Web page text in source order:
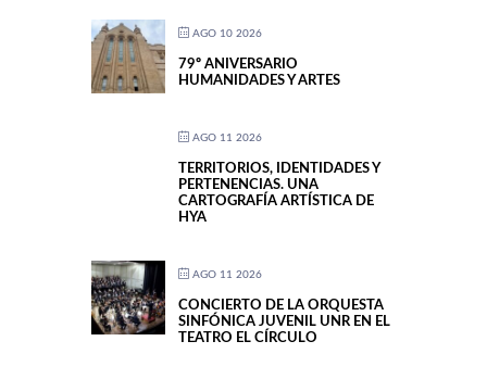
AGO 10 2026
79º ANIVERSARIO
HUMANIDADES Y ARTES
AGO 11 2026
TERRITORIOS, IDENTIDADES Y
PERTENENCIAS. UNA
CARTOGRAFÍA ARTÍSTICA DE
HYA
AGO 11 2026
CONCIERTO DE LA ORQUESTA
SINFÓNICA JUVENIL UNR EN EL
TEATRO EL CÍRCULO